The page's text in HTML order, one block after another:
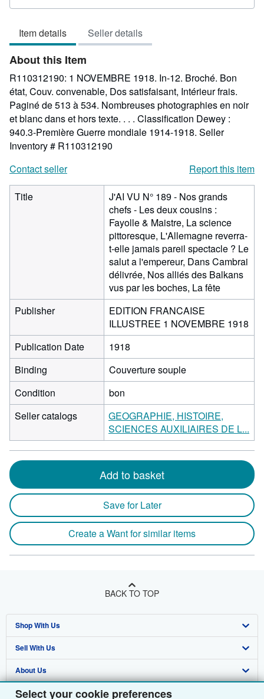
Select your cookie preferences
5
Item details Seller details
About this Item
R110312190: 1 NOVEMBRE 1918. In-12. Broché. Bon
état, Couv. convenable, Dos satisfaisant, Intérieur frais.
Paginé de 513 à 534. Nombreuses photographies en noir
et blanc dans et hors texte. . . . Classification Dewey :
940.3-Première Guerre mondiale 1914-1918. Seller
Inventory # R110312190
Contact seller
Report this item
Title
J'AI VU N° 189 - Nos grands
chefs - Les deux cousins :
Fayolle & Maistre, La science
pittoresque, L'Allemagne reverra-
t-elle jamais pareil spectacle ? Le
salut a l'empereur, Dans Cambrai
délivrée, Nos alliés des Balkans
vus par les boches, La fête
Publisher
EDITION FRANCAISE
ILLUSTREE 1 NOVEMBRE 1918
Publication Date
1918
Binding
Couverture souple
Condition
bon
Seller catalogs
GEOGRAPHIE, HISTOIRE,
SCIENCES AUXILIAIRES DE L...
Add to basket
Save for Later
Create a Want for similar items
BACK TO TOP
Shop With Us
Advanced Search
Browse Collections
My Account
Sell With Us
Start Selling
Join Our Affiliate Programme
About Us
About AbeBooks
Find Help